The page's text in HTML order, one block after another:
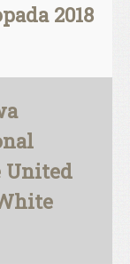
2018
United